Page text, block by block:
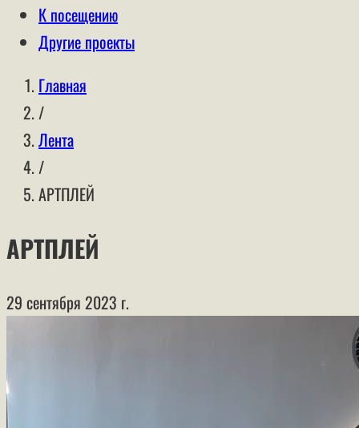
К посещению
Другие проекты
Главная
/
Лента
/
АРТПЛЕЙ
АРТПЛЕЙ
29 сентября 2023 г.